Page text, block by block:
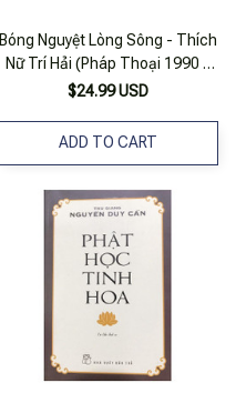
Bóng Nguyệt Lòng Sông - Thích
Nữ Trí Hải (Pháp Thoại 1990 -
2000)
$24.99 USD
ADD TO CART